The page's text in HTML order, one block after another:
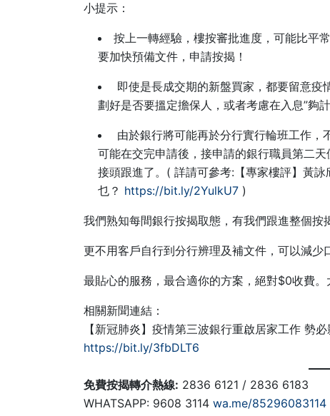
小提示：
按上一轉經驗，樓按審批進度，可能比平
要加快預備文件，申請按揭！
即使是長成交期的新盤買家，都要留意
劃好是否要搵定擔保人，或者考慮在入息”夠計
由於銀行將可能再於分行實行輪班工作
可能在交完申請後，接申請的銀行職員第二
接頭跟進了。( 詳請可參考:【專家樓評】黃
乜？ https://bit.ly/2YulkU7 )
我們熟知每間銀行按揭取態，有我們跟進整個按
更不用客戶自行到分行辨理及補文件，可以減少
最貼心的服務，最合適你的方案，絕對$0收費。
相關新聞連結：
【新冠肺炎】疫情第三波銀行重啟居家工作 勢
https://bit.ly/3fbDLT6
免費按揭轉介熱線: 2836 6121 / 2836 6183
WHATSAPP: 9608 3114 wa.me/85296083114